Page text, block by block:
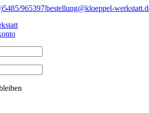
965397|bestellung@kloeppel-